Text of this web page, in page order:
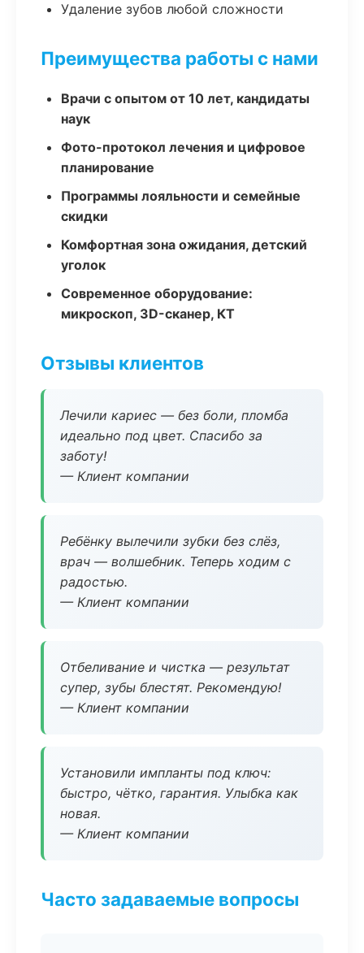
Удаление зубов любой сложности
Преимущества работы с нами
Врачи с опытом от 10 лет, кандидаты
наук
Фото-протокол лечения и цифровое
планирование
Программы лояльности и семейные
скидки
Комфортная зона ожидания, детский
уголок
Современное оборудование:
микроскоп, 3D-сканер, КТ
Отзывы клиентов
Лечили кариес — без боли, пломба
идеально под цвет. Спасибо за
заботу!
— Клиент компании
Ребёнку вылечили зубки без слёз,
врач — волшебник. Теперь ходим с
радостью.
— Клиент компании
Отбеливание и чистка — результат
супер, зубы блестят. Рекомендую!
— Клиент компании
Установили импланты под ключ:
быстро, чётко, гарантия. Улыбка как
новая.
— Клиент компании
Часто задаваемые вопросы